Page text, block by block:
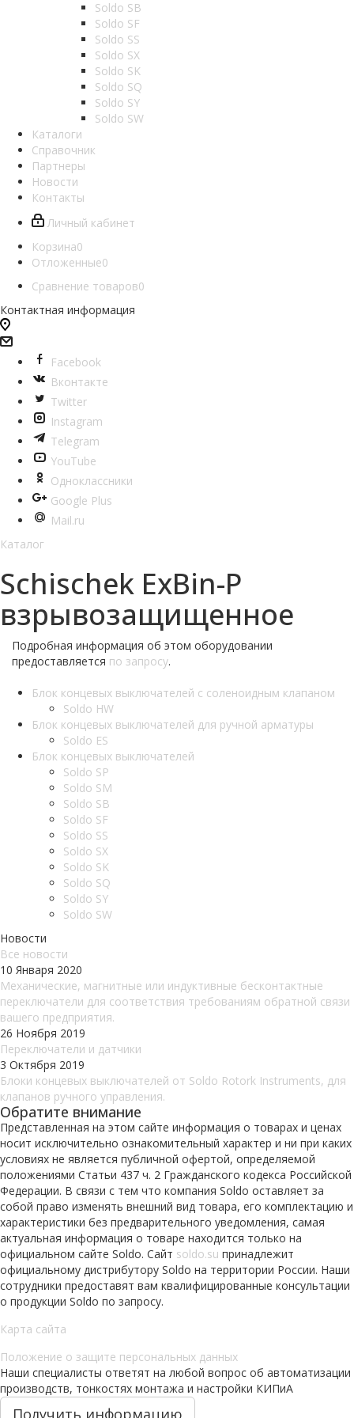
Soldo SB
Soldo SF
Soldo SS
Soldo SX
Soldo SK
Soldo SQ
Soldo SY
Soldo SW
Каталоги
Справочник
Партнеры
Новости
Контакты
Личный кабинет
Корзина0
Отложенные0
Сравнение товаров0
Контактная информация
Facebook
Вконтакте
Twitter
Instagram
Telegram
YouTube
Одноклассники
Google Plus
Mail.ru
Каталог
Schischek ExBin-P
взрывозащищенное
Подробная информация об этом оборудовании
предоставляется по запросу.
Блок концевых выключателей с соленоидным клапаном
Soldo HW
Блок концевых выключателей для ручной арматуры
Soldo ES
Блок концевых выключателей
Soldo SP
Soldo SM
Soldo SB
Soldo SF
Soldo SS
Soldo SX
Soldo SK
Soldo SQ
Soldo SY
Soldo SW
Новости
Все новости
10 Января 2020
Механические, магнитные или индуктивные бесконтактные
переключатели для соответствия требованиям обратной связи
вашего предприятия.
26 Ноября 2019
Переключатели и датчики
3 Октября 2019
Блоки концевых выключателей от Soldo Rotork Instruments, для
клапанов ручного управления.
Обратите внимание
Представленная на этом сайте информация о товарах и ценах
носит исключительно ознакомительный характер и ни при каких
условиях не является публичной офертой, определяемой
положениями Статьи 437 ч. 2 Гражданского кодекса Российской
Федерации. В связи с тем что компания Soldo оставляет за
собой право изменять внешний вид товара, его комплектацию и
характеристики без предварительного уведомления, самая
актуальная информация о товаре находится только на
официальном сайте Soldo. Сайт soldo.su принадлежит
официальному дистрибутору Soldo на территории России. Наши
сотрудники предоставят вам квалифицированные консультации
о продукции Soldo по запросу.
Карта сайта
Положение о защите персональных данных
Наши специалисты ответят на любой вопрос об автоматизации
производств, тонкостях монтажа и настройки КИПиА
Получить информацию